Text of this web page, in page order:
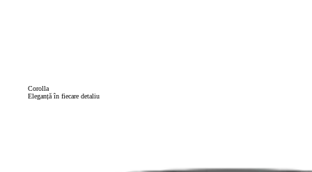
Corolla
Eleganță în fiecare detaliu